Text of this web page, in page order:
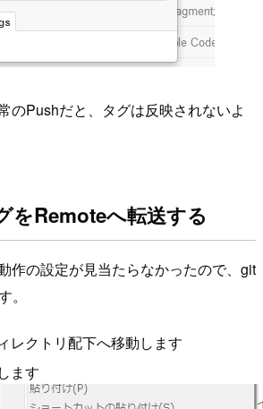
のPushだと、タグは反映されないよ
をRemoteへ転送する
作の設定が見当たらなかったので、git
。
レクトリ配下へ移動します
ます